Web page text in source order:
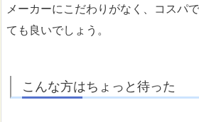
メーカーにこだわりがなく、コスパ
ても良いでしょう。
こんな方はちょっと待った